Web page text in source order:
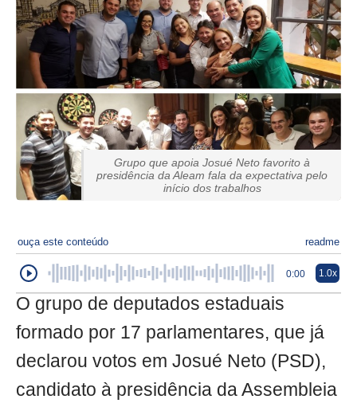
Grupo que apoia Josué Neto favorito à
presidência da Aleam fala da expectativa pelo
início dos trabalhos
ouça este conteúdo readme
0:00 1.0x
O grupo de deputados estaduais
formado por 17 parlamentares, que já
declarou votos em Josué Neto (PSD),
candidato à presidência da Assembleia